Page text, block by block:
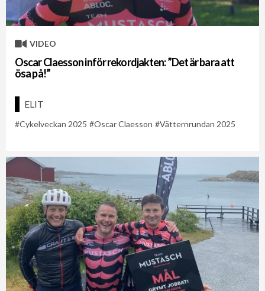
VIDEO
Oscar Claesson inför rekordjakten: ”Det är bara att
ösa på!”
ELIT
Cykelveckan 2025 Oscar Claesson Vätternrundan 2025